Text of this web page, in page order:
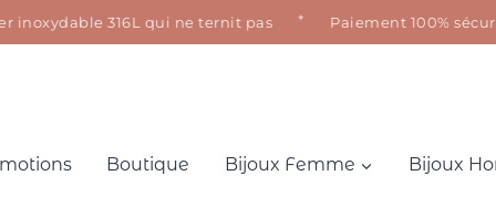
316L qui ne ternit pas Paiement 100% sécurisé
Boutique Bijoux Femme Bijoux